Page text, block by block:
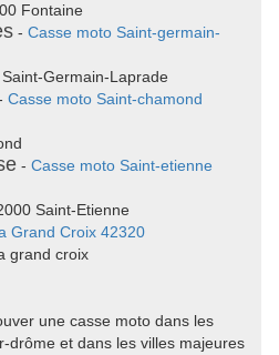
Fontaine
- Casse moto Saint-germain-
Germain-Laprade
Casse moto Saint-chamond
- Casse moto Saint-etienne
Saint-Etienne
Grand Croix 42320
grand croix
une casse moto dans les
drôme et dans les villes majeures